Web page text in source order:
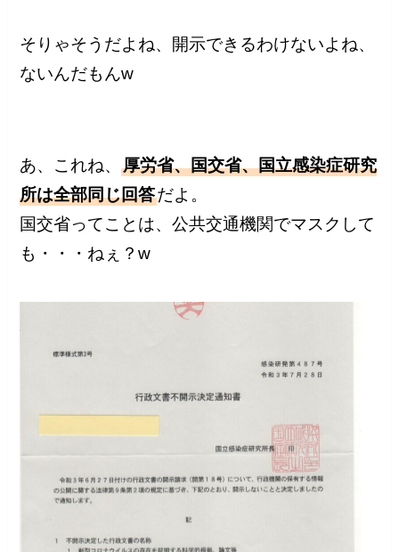
そりゃそうだよね、開示できるわけないよね、
ないんだもんw
あ、これね、厚労省、国交省、国立感染症研究
所は全部同じ回答だよ。
国交省ってことは、公共交通機関でマスクして
も・・・ねぇ？w